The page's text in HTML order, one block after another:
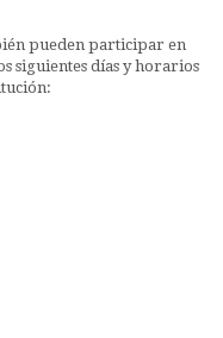
pueden participar en
siguientes días y horarios